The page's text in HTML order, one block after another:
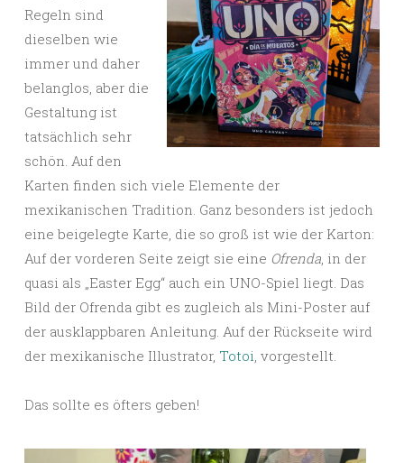
Regeln sind
dieselben wie
immer und daher
belanglos, aber die
Gestaltung ist
tatsächlich sehr
schön. Auf den
Karten finden sich viele Elemente der
mexikanischen Tradition. Ganz besonders ist jedoch
eine beigelegte Karte, die so groß ist wie der Karton:
Auf der vorderen Seite zeigt sie eine Ofrenda, in der
quasi als „Easter Egg“ auch ein UNO-Spiel liegt. Das
Bild der Ofrenda gibt es zugleich als Mini-Poster auf
der ausklappbaren Anleitung. Auf der Rückseite wird
der mexikanische Illustrator, Totoi, vorgestellt.
Das sollte es öfters geben!